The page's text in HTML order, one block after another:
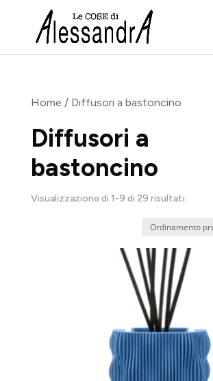
Home / Diffusori a bastoncino
Diffusori a
bastoncino
Visualizzazione di 1-9 di 29 risultati